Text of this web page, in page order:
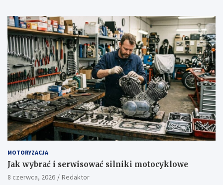
MOTORYZACJA
Jak wybrać i serwisować silniki motocyklowe
8 czerwca, 2026 Redaktor